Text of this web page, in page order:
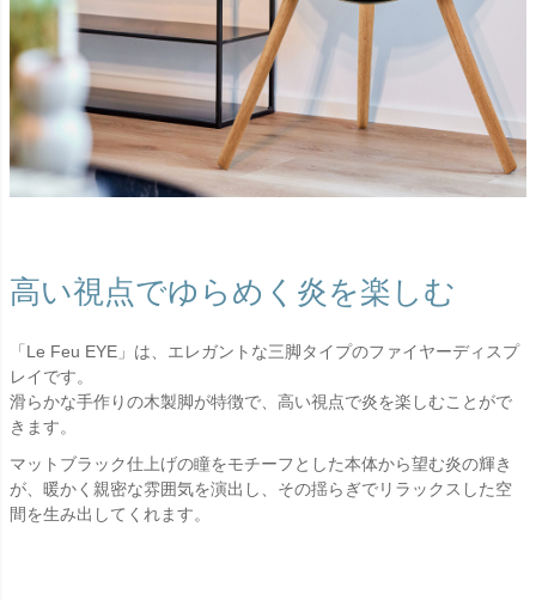
高い視点でゆらめく炎を楽しむ
「Le Feu EYE」は、エレガントな三脚タイプのファイヤーディスプ
レイです。
滑らかな手作りの木製脚が特徴で、高い視点で炎を楽しむことがで
きます。
マットブラック仕上げの瞳をモチーフとした本体から望む炎の輝き
が、暖かく親密な雰囲気を演出し、その揺らぎでリラックスした空
間を生み出してくれます。